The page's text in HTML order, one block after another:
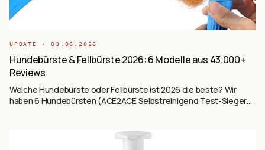
UPDATE ·03.06.2026
Hundebürste & Fellbürste 2026: 6 Modelle aus 43.000+
Reviews
Welche Hundebürste oder Fellbürste ist 2026 die beste? Wir
haben 6 Hundebürsten (ACE2ACE Selbstreinigend Test-Sieger
Entfilzungsmesser, Softbürste Holzgriff) auf Basis von 43.182+